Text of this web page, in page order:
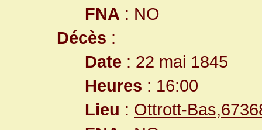
FNA : NO
Décès :
Date : 22 mai 1845
Heures : 16:00
Lieu : Ottrott-